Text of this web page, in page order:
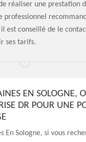
réaliser une prestation
professionnel
est conseillé de le
ses tarifs.
EN SOLOGNE,
DR POUR UNE
En Sologne, si vous